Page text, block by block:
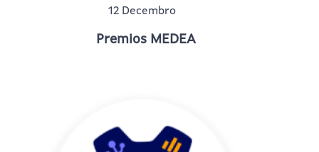
12 Decembro
Premios MEDEA